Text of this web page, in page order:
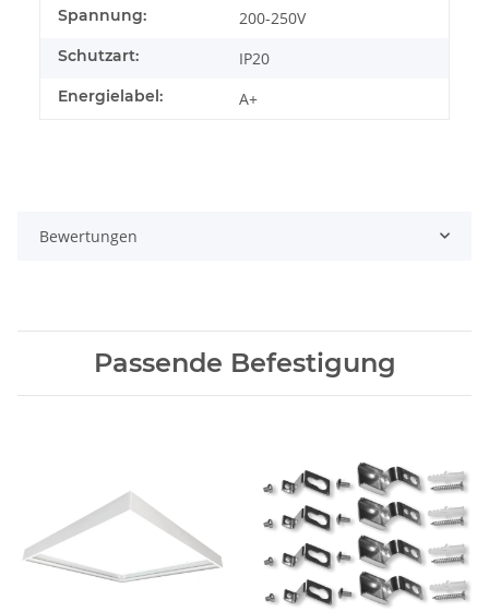
Spannung: 200-250V
Schutzart: IP20
Energielabel: A+
Bewertungen
Passende Befestigung